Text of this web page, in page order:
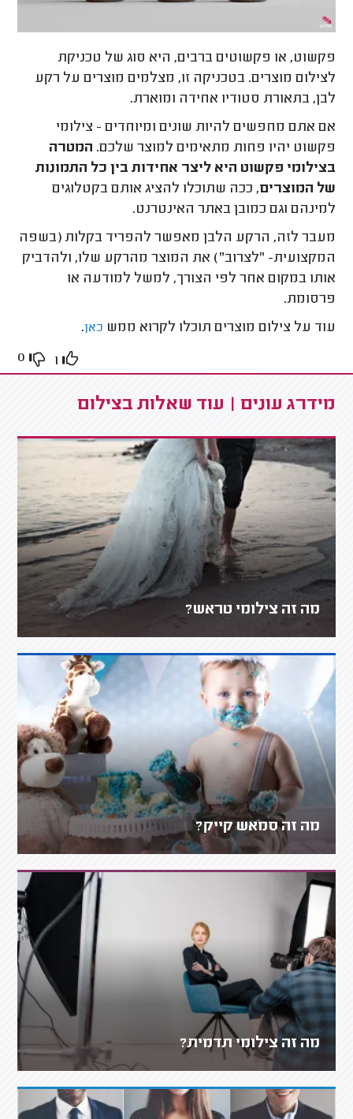
פקשוט, או פקשוטים ברבים, היא סוג של טכניקת
לצילום מוצרים. בטכניקה זו, מצלמים מוצרים על רקע
לבן, בתאורת סטודיו אחידה ומוארת.
אם אתם מחפשים להיות שונים ומיוחדים - צילומי
פקשוט יהיו פחות מתאימים למוצר שלכם. המטרה
בצילומי פקשוט היא ליצר אחידות בין כל התמונות
של המוצרים, ככה שתוכלו להציג אותם בקטלוגים
למינהם וגם כמובן באתר האינטרנט.
מעבר לזה, הרקע הלבן מאפשר להפריד בקלות (בשפה
המקצועית- "לצרוב") את המוצר מהרקע שלו, ולהדביק
אותו במקום אחר לפי הצורך, למשל למודעה או
פרסומת.
עוד על צילום מוצרים תוכלו לקרוא ממש כאן.
1
0
מידרג עונים | עוד שאלות בצילום
מה זה צילומי טראש?
מה זה סמאש קייק?
מה זה צילומי תדמית?